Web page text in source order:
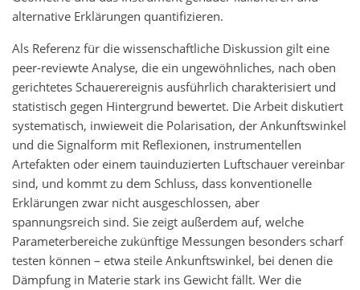
alternative Erklärungen quantifizieren.
Als Referenz für die wissenschaftliche Diskussion gilt eine
peer-reviewte Analyse, die ein ungewöhnliches, nach oben
gerichtetes Schauerereignis ausführlich charakterisiert und
statistisch gegen Hintergrund bewertet. Die Arbeit diskutiert
systematisch, inwieweit die Polarisation, der Ankunftswinkel
und die Signalform mit Reflexionen, instrumentellen
Artefakten oder einem tauinduzierten Luftschauer vereinbar
sind, und kommt zu dem Schluss, dass konventionelle
Erklärungen zwar nicht ausgeschlossen, aber
spannungsreich sind. Sie zeigt außerdem auf, welche
Parameterbereiche zukünftige Messungen besonders scharf
testen können – etwa steile Ankunftswinkel, bei denen die
Dämpfung in Materie stark ins Gewicht fällt. Wer die